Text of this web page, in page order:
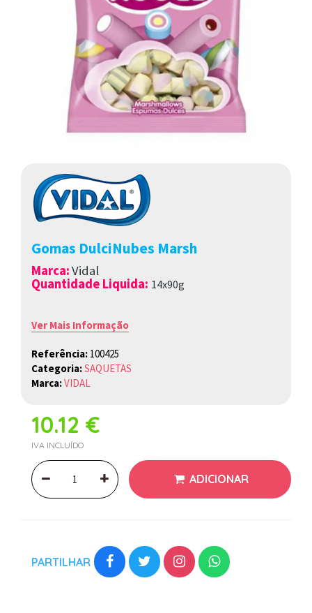
Gomas DulciNubes Marsh
Marca:Vidal
Quantidade Liquida: 14x90g
Ver Mais Informação
Referência: 100425
Categoria:SAQUETAS
Marca:VIDAL
10.12 €
IVA INCLUÍDO
ADICIONAR
PARTILHAR